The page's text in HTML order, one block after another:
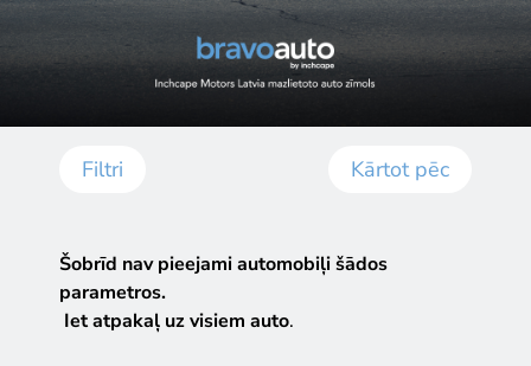
Filtri Kārtot pēc
Šobrīd nav pieejami automobiļi šādos
parametros.
Iet atpakaļ uz visiem auto.